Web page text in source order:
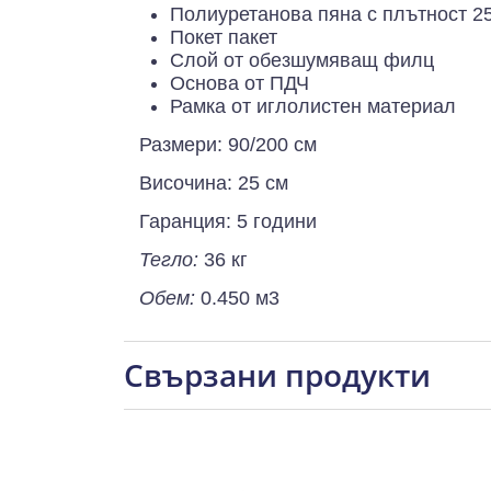
Полиуретанова пяна с плътност
Покет пакет
Слой от обезшумяващ филц
Основа от ПДЧ
Рамка от иглолистен материал
Размери: 90/200 см
Височина: 25 см
Гаранция: 5 години
Тегло:36 кг
Обем:0.450 м3
Свързани продукти